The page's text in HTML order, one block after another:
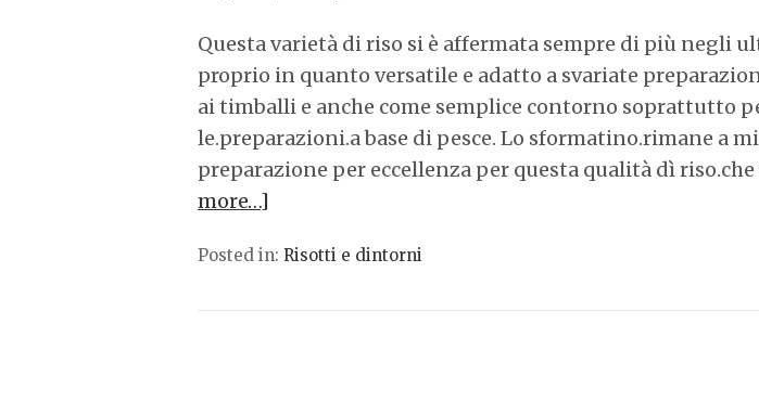
Questa varietà di riso si è affermata sempre di più negli
proprio in quanto versatile e adatto a svariate
ai timballi e anche come semplice contorno soprattutto
le.preparazioni.a base di pesce. Lo sformatino.rimane a
preparazione per eccellenza per questa qualità dì
more…]
Posted in: Risotti e dintorni